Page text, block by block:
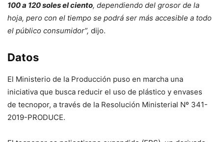
100 a 120 soles el ciento, dependiendo del grosor de la
hoja, pero con el tiempo se podrá ser más accesible a todo
el público consumidor”, dijo.
Datos
El Ministerio de la Producción puso en marcha una
iniciativa que busca reducir el uso de plástico y envases
de tecnopor, a través de la Resolución Ministerial Nº 341-
2019-PRODUCE.